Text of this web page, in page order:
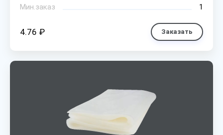
Мин.заказ
1
4.76 ₽ Заказать